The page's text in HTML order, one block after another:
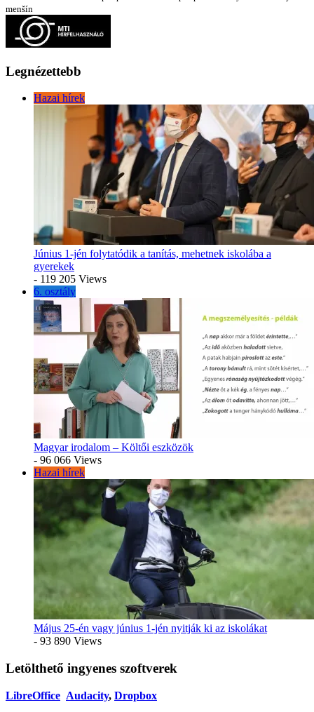
menšín
Legnézettebb
Hazai hírek
Június 1-jén folytatódik a tanítás, mehetnek iskolába a
gyerekek
- 119 205 Views
6. osztály
Magyar irodalom – Költői eszközök
- 96 066 Views
Hazai hírek
Május 25-én vagy június 1-jén nyitják ki az iskolákat
- 93 890 Views
Letölthető ingyenes szoftverek
LibreOffice Audacity, Dropbox